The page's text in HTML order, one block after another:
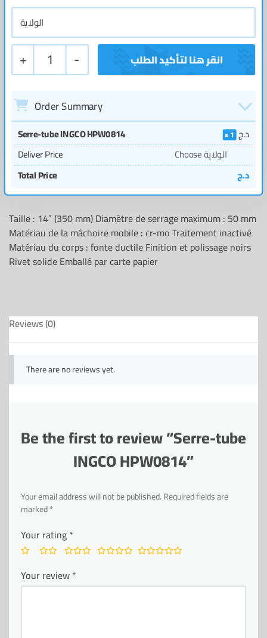
+ 1 -
Order Summary
Serre-tube INGCO HPW0814 1 د.ج
Deliver Price Choose الولاية
Total Price د.ج
Taille : 14″ (350 mm) Diamètre de serrage maximum : 50 mm
Matériau de la mâchoire mobile : cr-mo Traitement inactivé
Matériau du corps : fonte ductile Finition et polissage noirs
Rivet solide Emballé par carte papier
Reviews (0)
There are no reviews yet.
Be the first to review “Serre-tube
INGCO HPW0814”
Your email address will not be published.Required fields are
marked*
Your rating*
Your review*